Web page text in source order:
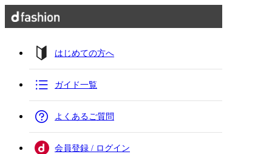
はじめての方へ
ガイド一覧
よくあるご質問
会員登録 / ログイン